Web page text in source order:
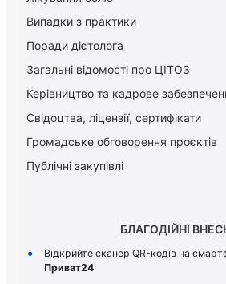
Випадки з практики
Поради дієтолога
Загальні відомості про ЦІТОЗ
Керiвництво та кадрове
Свідоцтва, ліцензії, сертифікати
Громадське обговорення проєктів
Публічні закупівлі
БЛАГОДІЙНІ
Відкрийте сканер QR-кодів на
Приват24